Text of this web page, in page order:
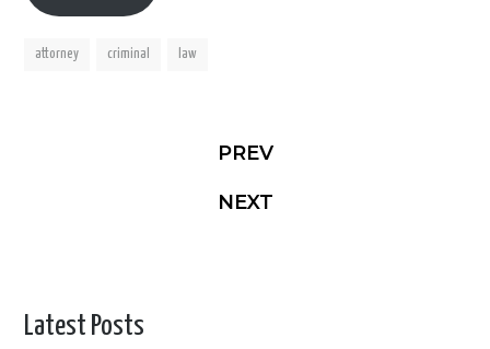
attorney criminal law
PREV
NEXT
Latest Posts